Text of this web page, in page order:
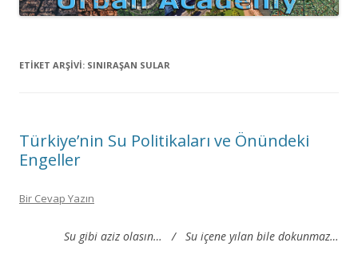
ETIKET ARŞIVI: SINIRAŞAN SULAR
Türkiye’nin Su Politikaları ve Önündeki
Engeller
Bir Cevap Yazın
Su gibi aziz olasın… / Su içene yılan bile dokunmaz…